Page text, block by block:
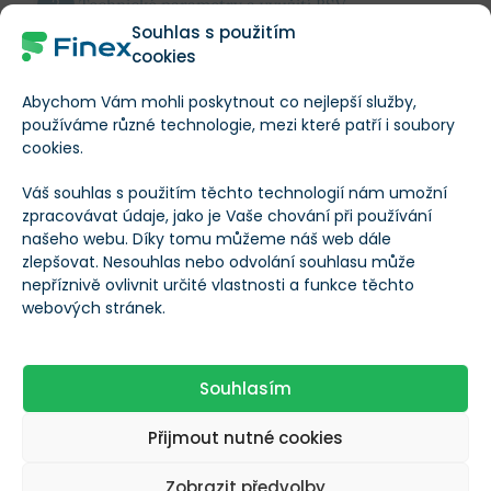
Souhlas s použitím
cookies
Abychom Vám mohli poskytnout co nejlepší služby,
používáme různé technologie, mezi které patří i soubory
cookies.
Váš souhlas s použitím těchto technologií nám umožní
zpracovávat údaje, jako je Vaše chování při používání
našeho webu. Díky tomu můžeme náš web dále
zlepšovat. Nesouhlas nebo odvolání souhlasu může
nepříznivě ovlivnit určité vlastnosti a funkce těchto
webových stránek.
Souhlasím
Přijmout nutné cookies
Technické parametry a využití BSV
Budoucnost BSV
Diskuze o BSV (komentáře)
Světlo světa BSV spatřil v listopadu 2018 a to
Zobrazit celý text
Více informací o Bitcoin SV
Kryptoměna Bitcoin SV
Symbol BSV
Aktuální počet